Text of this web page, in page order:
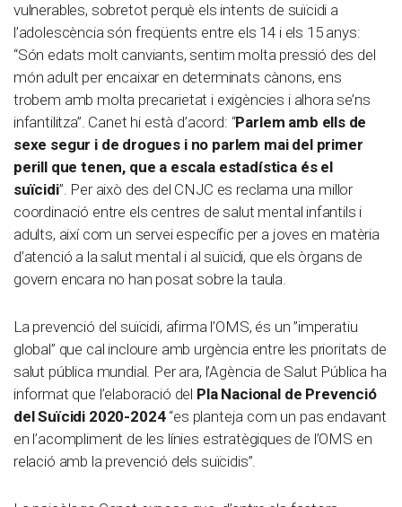
vulnerables, sobretot perquè els intents de suïcidi a
l’adolescència són freqüents entre els 14 i els 15 anys:
“Són edats molt canviants, sentim molta pressió des del
món adult per encaixar en determinats cànons, ens
trobem amb molta precarietat i exigències i alhora se’ns
infantilitza”. Canet hi està d’acord: “Parlem amb ells de
sexe segur i de drogues i no parlem mai del primer
perill que tenen, que a escala estadística és el
suïcidi”. Per això des del CNJC es reclama una millor
coordinació entre els centres de salut mental infantils i
adults, així com un servei específic per a joves en matèria
d’atenció a la salut mental i al suïcidi, que els òrgans de
govern encara no han posat sobre la taula.
La prevenció del suïcidi, afirma l’OMS, és un ”imperatiu
global” que cal incloure amb urgència entre les prioritats de
salut pública mundial. Per ara, l’Agència de Salut Pública ha
informat que l’elaboració del Pla Nacional de Prevenció
del Suïcidi 2020-2024 “es planteja com un pas endavant
en l’acompliment de les línies estratègiques de l’OMS en
relació amb la prevenció dels suïcidis”.